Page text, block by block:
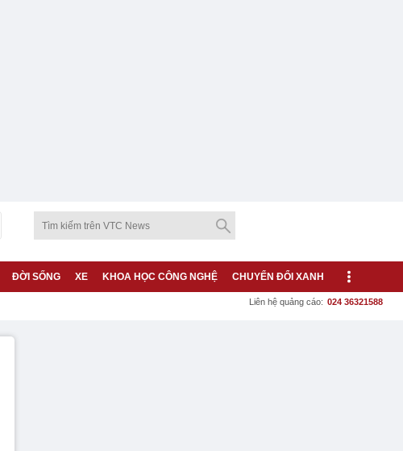
ĐỜI SỐNG XE KHOA HỌC CÔNG NGHỆ CHUYỂN ĐỔI XANH
Liên hệ quảng cáo: 024 36321588